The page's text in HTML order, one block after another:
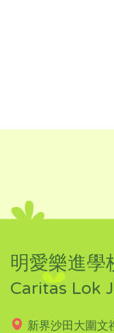
明愛樂進學
Caritas Lok
新界沙田大圍文